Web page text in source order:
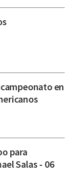
en
para
Salas - 06